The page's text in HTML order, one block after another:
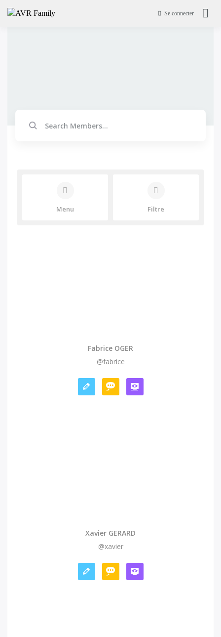
Se connecter
Menu Filtre
Fabrice OGER
@fabrice
Xavier GERARD
@xavier